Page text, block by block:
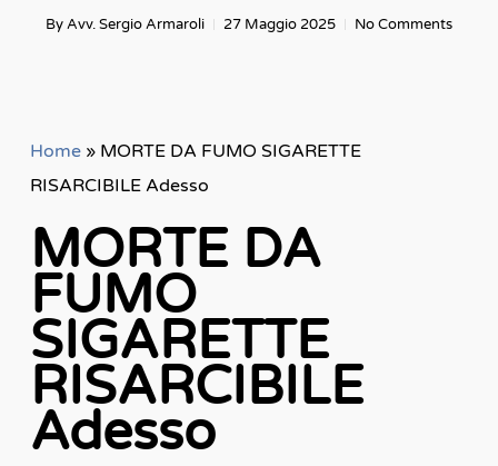
ByAvv. Sergio Armaroli 27 Maggio 2025 No Comments
Home» MORTE DA FUMO SIGARETTE
RISARCIBILE Adesso
MORTE DA
FUMO
SIGARETTE
RISARCIBILE
Adesso